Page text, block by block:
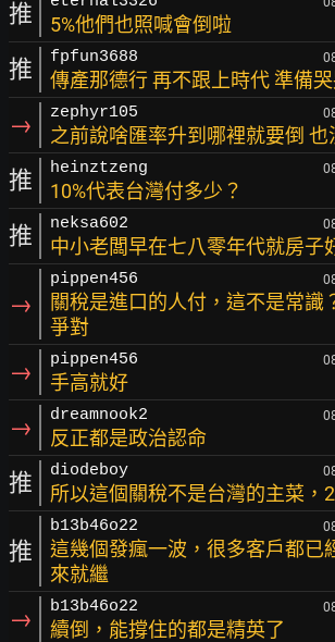
推 5%他們也照喊會倒啦
推 fpfun3688
傳產那德行 再不跟上時代 準備
→ zephyr105
之前說啥匯率升到哪裡就要倒 也
推 heinztzeng
10%代表台灣付多少？
推 neksa602
中小老闆早在七八零年代就房子
→
pippen456
關稅是進口的人付，這不是常識
爭對
→ pippen456
手高就好
→ dreamnook2
反正都是政治認命
推 diodeboy
所以這個關稅不是台灣的主菜，
推
b13b46o22
這幾個發瘋一波，很多客戶都已
來就繼
→ b13b46o22
續倒，能撐住的都是精英了